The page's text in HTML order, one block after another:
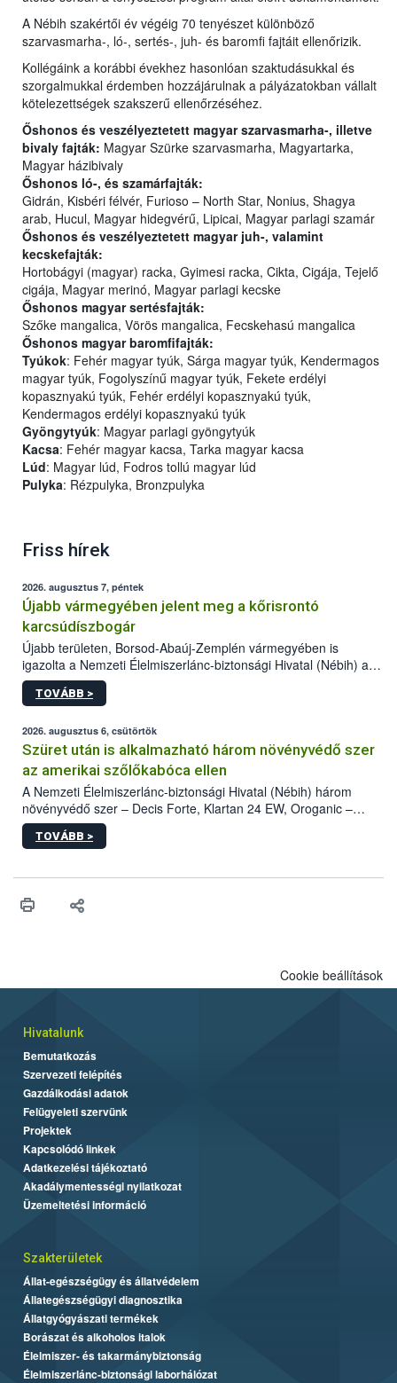
A Nébih szakértői év végéig 70 tenyészet különböző
szarvasmarha-, ló-, sertés-, juh- és baromfi fajtáit ellenőrizik.
Kollégáink a korábbi évekhez hasonlóan szaktudásukkal és
szorgalmukkal érdemben hozzájárulnak a pályázatokban vállalt
kötelezettségek szakszerű ellenőrzéséhez.
Őshonos és veszélyeztetett magyar szarvasmarha-, illetve
bivaly fajták: Magyar Szürke szarvasmarha, Magyartarka,
Magyar házibivaly
Őshonos ló-, és szamárfajták:
Gidrán, Kisbéri félvér, Furioso – North Star, Nonius, Shagya
arab, Hucul, Magyar hidegvérű, Lipicai, Magyar parlagi szamár
Őshonos és veszélyeztetett magyar juh-, valamint
kecskefajták:
Hortobágyi (magyar) racka, Gyimesi racka, Cikta, Cigája, Tejelő
cigája, Magyar merinó, Magyar parlagi kecske
Őshonos magyar sertésfajták:
Szőke mangalica, Vörös mangalica, Fecskehasú mangalica
Őshonos magyar baromfifajták:
Tyúkok: Fehér magyar tyúk, Sárga magyar tyúk, Kendermagos
magyar tyúk, Fogolyszínű magyar tyúk, Fekete erdélyi
kopasznyakú tyúk, Fehér erdélyi kopasznyakú tyúk,
Kendermagos erdélyi kopasznyakú tyúk
Gyöngytyúk: Magyar parlagi gyöngytyúk
Kacsa: Fehér magyar kacsa, Tarka magyar kacsa
Lúd: Magyar lúd, Fodros tollú magyar lúd
Pulyka: Rézpulyka, Bronzpulyka
Friss hírek
2026. augusztus 7, péntek
Újabb vármegyében jelent meg a kőrisrontó
karcsúdíszbogár
Újabb területen, Borsod-Abaúj-Zemplén vármegyében is
igazolta a Nemzeti Élelmiszerlánc-biztonsági Hivatal (Nébih) a
kőrisrontó karcsúdíszbogár (Agrilus planipennis) jelenlétét. A
kártevőt nem csak színcsapdában találták meg, de már fertőzött
az intenzív felderítést, emellett az intézkedéseket a szlovák
hatósággal is összehangolják a terjedés megállítása érdekében.
TOVÁBB >
2026. augusztus 6, csütörtök
Szüret után is alkalmazható három növényvédő szer
az amerikai szőlőkabóca ellen
A Nemzeti Élelmiszerlánc-biztonsági Hivatal (Nébih) három
növényvédő szer – Decis Forte, Klartan 24 EW, Oroganic –
engedélyokiratát módosította, így azok a szüretet követően,
egészen a vesszőérettség (BBCH 91) stádiumáig
érésű szőlőkben is legyen lehetőség a károsító elleni további
felhasználók számára is elérhető és ökológiai termesztésben is
TOVÁBB >
Cookie beállítások
Hivatalunk
Bemutatkozás
Szervezeti felépítés
Gazdálkodási adatok
Felügyeleti szervünk
Projektek
Kapcsolódó linkek
Adatkezelési tájékoztató
Akadálymentességi nyilatkozat
Üzemeltetési információ
Szakterületek
Állat-egészségügy és állatvédelem
Állategészségügyi diagnosztika
Állatgyógyászati termékek
Borászat és alkoholos italok
Élelmiszer- és takarmánybiztonság
Élelmiszerlánc-biztonsági laborhálózat